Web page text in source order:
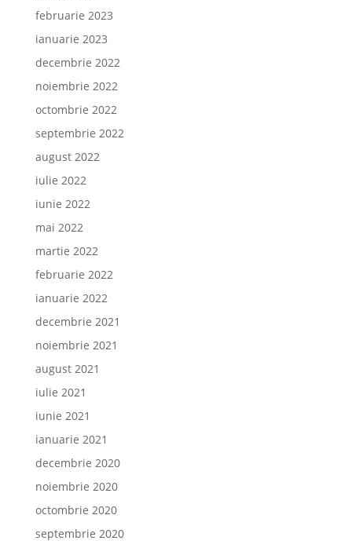
februarie 2023
ianuarie 2023
decembrie 2022
noiembrie 2022
octombrie 2022
septembrie 2022
august 2022
iulie 2022
iunie 2022
mai 2022
martie 2022
februarie 2022
ianuarie 2022
decembrie 2021
noiembrie 2021
august 2021
iulie 2021
iunie 2021
ianuarie 2021
decembrie 2020
noiembrie 2020
octombrie 2020
septembrie 2020